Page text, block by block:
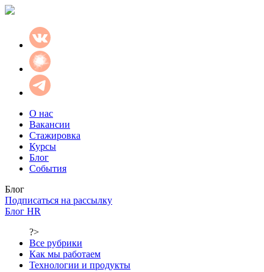
О нас
Вакансии
Стажировка
Курсы
Блог
События
Блог
Подписаться на рассылку
Блог HR
?>
Все рубрики
Как мы работаем
Технологии и продукты